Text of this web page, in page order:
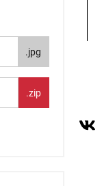
.jpg
.zip